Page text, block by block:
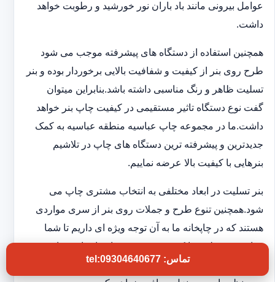
عوامل بیرونی مانند باد باران نور خورشید و رطوبت خواهد
داشت.
همچنین استفاده از دستگاه های پیشرفته موجب می شود
طرح روی بنر از کیفیت و شفافیت بالایی برخوردار بوده و بنر
تسلیت ظاهر و رنگ مناسبی داشته باشد.بنابراین میتوان
گفت نوع دستگاه تاثیر مستقیمی در کیفیت چاپ بنر خواهد
داشت.ما در مجموعه چاپ عباسیه منطقه عباسیه به کمک
جدیدترین و پیشرفته ترین دستگاه های چاپ در تلاشیم
بنرهایی با کیفیت بالا عرضه نماییم.
بنر تسلیت در ابعاد مختلفی به انتخاب مشتری چاپ می
شود.همچنین تنوع طرح و جملات روی بنر از سری مواردی
هستند که در چاپخانه ما به آن توجه ویژه ای داریم تا شما
بتوانید بنر تسلیتی با کیفیت و فوری در اختیار داشته باشید.به
این ترتیب بدون اتلاف وقت و در کوتاهترین زمان بنر
تماس: tel:09304640677